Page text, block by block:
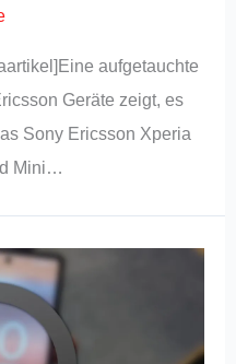
aufgetauchte
Geräte zeigt, es
Sony Ericsson Xperia
Mini…